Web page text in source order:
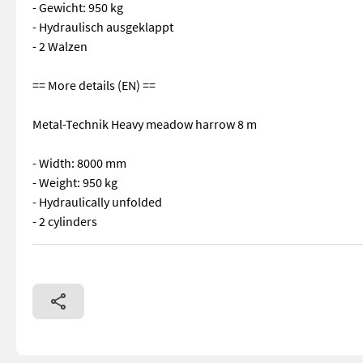
- Gewicht: 950 kg
- Hydraulisch ausgeklappt
- 2 Walzen
== More details (EN) ==
Metal-Technik Heavy meadow harrow 8 m
- Width: 8000 mm
- Weight: 950 kg
- Hydraulically unfolded
- 2 cylinders
== Weitere Informationen (DE) == Metal-Technik Schwere